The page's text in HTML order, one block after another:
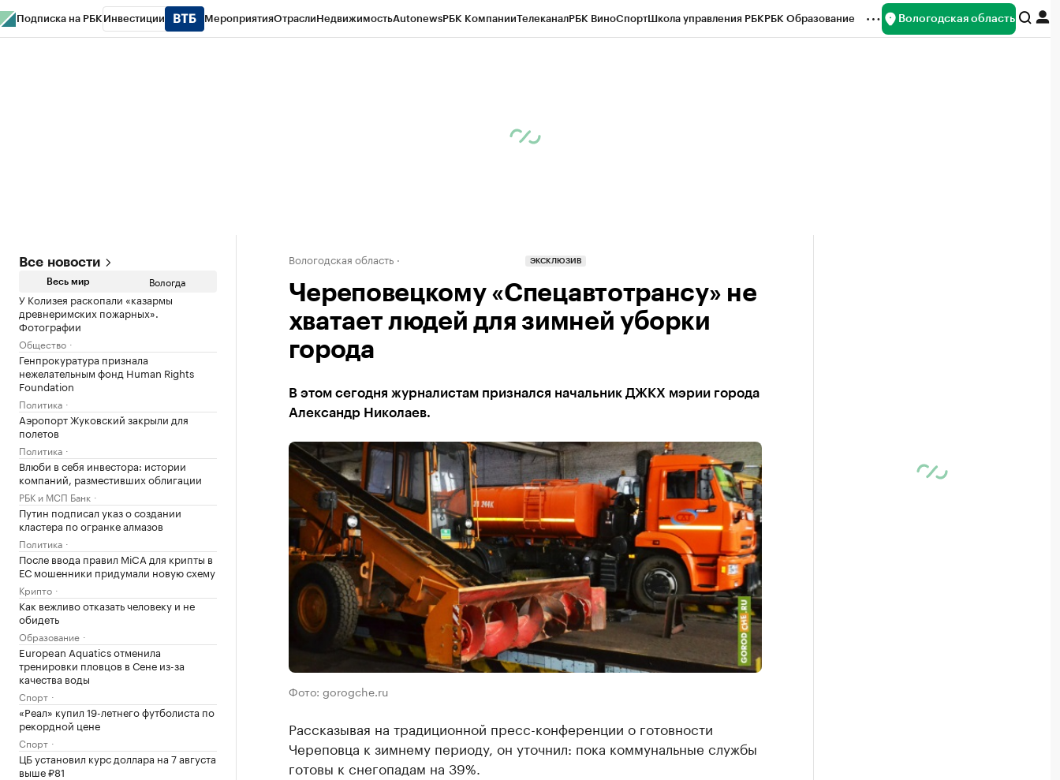
Подписка на РБК Инвестиции МероприятияОтраслиНедвижимостьAutonewsРБК КомпанииТелеканалРБК ВиноСпортШкола управления РБКРБК Образование Вологодская область
Все новости
Весь мир Вологда
У Колизея раскопали «казармы
древнеримских пожарных».
Фотографии
Общество
Генпрокуратура признала
нежелательным фонд Human Rights
Foundation
Политика
Аэропорт Жуковский закрыли для
полетов
Политика
Влюби в себя инвестора: истории
компаний, разместивших облигации
РБК и МСП Банк
Путин подписал указ о создании
кластера по огранке алмазов
Политика
После ввода правил MiCA для крипты в
ЕС мошенники придумали новую схему
Крипто
Как вежливо отказать человеку и не
обидеть
Образование
European Aquatics отменила
тренировки пловцов в Сене из-за
качества воды
Спорт
«Реал» купил 19-летнего футболиста по
рекордной цене
Спорт
ЦБ установил курс доллара на 7 августа
выше ₽81
Вологодская область ЭКСКЛЮЗИВ
Череповецкому «Спецавтотрансу» не
хватает людей для зимней уборки
города
В этом сегодня журналистам признался начальник ДЖКХ мэрии города
Александр Николаев.
Фото: gorogche.ru
Рассказывая на традиционной пресс-конференции о готовности
Череповца к зимнему периоду, он уточнил: пока коммунальные службы
готовы к снегопадам на 39%.